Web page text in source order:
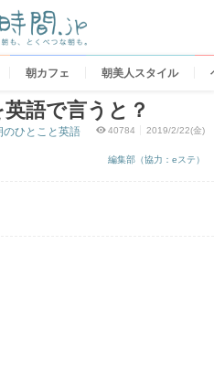
朝カフェ 朝美人スタイル
英語で言うと？
40784 2019/2/22(金)
編集部（協力：eステ）
のひとこと英語